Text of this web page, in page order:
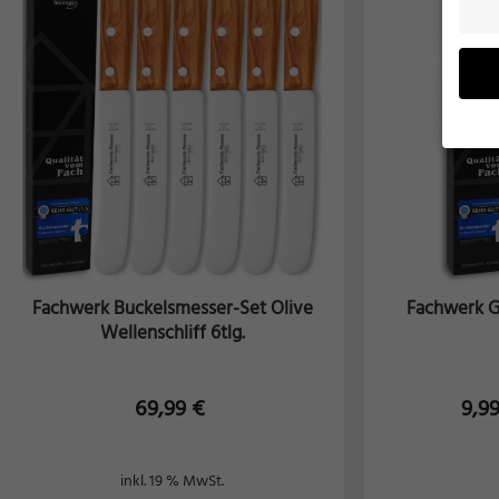
Fachwerk Buckelsmesser-Set Olive
Wellenschliff 6tlg.
69,99 €
inkl. 19 % MwSt.
Fachwerk
9,99
Wir
B. für